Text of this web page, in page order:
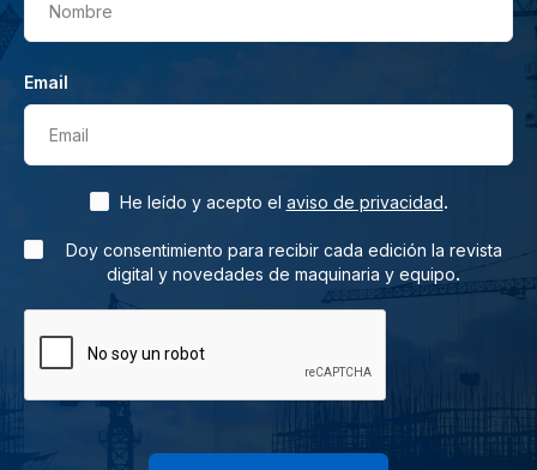
Nombre
Email
Email
He leído y acepto el aviso de privacidad.
Doy consentimiento para recibir cada edición la revista
digital y novedades de maquinaria y equipo.